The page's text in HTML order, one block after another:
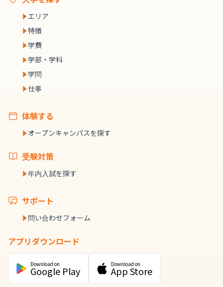
エリア
特徴
学費
学部・学科
学問
仕事
体験する
オープンキャンパスを探す
受験対策
年内入試を探す
サポート
問い合わせフォーム
アプリダウンロード
Download on
Google Play
Download on
App Store